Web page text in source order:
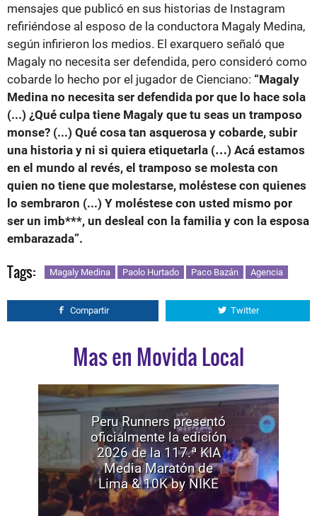
mensajes que publicó en sus historias de Instagram
refiriéndose al esposo de la conductora Magaly Medina,
según infirieron los medios. El exarquero señaló que
Magaly no necesita ser defendida, pero consideró como
cobarde lo hecho por el jugador de Cienciano: “Magaly
Medina no necesita ser defendida por que lo hace sola
(...) ¿Qué culpa tiene Magaly que tu seas un tramposo
monse? (...) Qué cosa tan asquerosa y cobarde, subir
una historia y ni si quiera etiquetarla (…) Acá estamos
en el mundo al revés, el tramposo se molesta con
quien no tiene que molestarse, moléstese con quienes
lo sembraron (...) Y moléstese con usted mismo por
ser un imb***, un desleal con la familia y con la esposa
embarazada”.
Tags: Magaly Medina Paolo Hurtado Paco Bazán Agencia
Compartir Twitter
Mas en Movida Local
Peru Runners presentó
oficialmente la edición
2026 de la 117.ª KIA
Media Maratón de
Lima & 10K by NIKE